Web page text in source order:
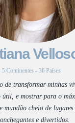
5 Continentes - 36 Países
de transformar minhas
útil, e mostrar para o
mundão cheio de
e divertidos.